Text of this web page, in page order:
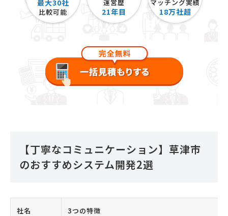
最大30社
比較可能
運営歴
21年目
マッチング実績
18万社超
【丁寧なコミュニケーション】草津市
のおすすめシステム開発2選
社名 3つの特徴